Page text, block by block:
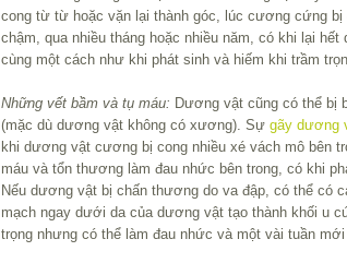
cong từ từ hoặc vặn lại thành góc, lúc cương cứng bị
chậm, qua nhiều tháng hoặc nhiều năm, có khi lại hết
cùng một cách như khi phát sinh và hiếm khi trầm
Những vết bầm và tụ máu: Dương vật cũng có thể bị
(mặc dù dương vật không có xương). Sự gãy dương
khi dương vật cương bị cong nhiều xé vách mô bên
máu và tổn thương làm đau nhức bên trong, có khi
Nếu dương vật bị chấn thương do va đập, có thể có
mạch ngay dưới da của dương vật tạo thành khối u
trọng nhưng có thể làm đau nhức và một vài tuần mới